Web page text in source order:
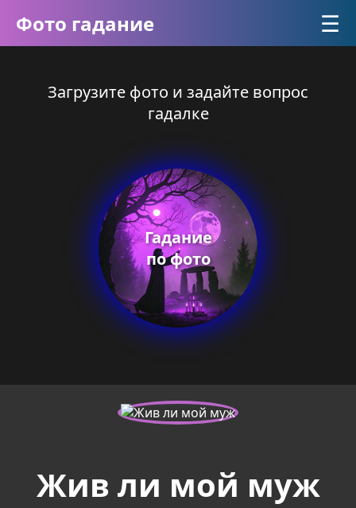
Фото гадание ☰
Загрузите фото и задайте вопрос
гадалке
Гадание
по фото
Жив ли мой муж